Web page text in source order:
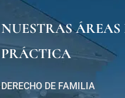
NUESTRAS ÁREAS
PRÁCTICA
DERECHO DE FAMILIA